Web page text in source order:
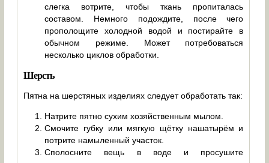
слегка вотрите, чтобы ткань пропиталась
составом. Немного подождите, после чего
прополощите холодной водой и постирайте в
обычном режиме. Может потребоваться
несколько циклов обработки.
Шерсть
Пятна на шерстяных изделиях следует обработать так:
Натрите пятно сухим хозяйственным мылом.
Смочите губку или мягкую щётку нашатырём и
потрите намыленный участок.
Сполосните вещь в воде и просушите